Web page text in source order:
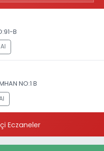
B
NO:1 B
Eczaneler